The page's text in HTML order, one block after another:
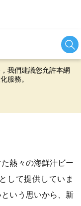
站服務，並有助於為
示您同意我們的
我們建議您允許本網
服務。
熱々の海鮮汁ビー
して提供していま
いう思いから、新